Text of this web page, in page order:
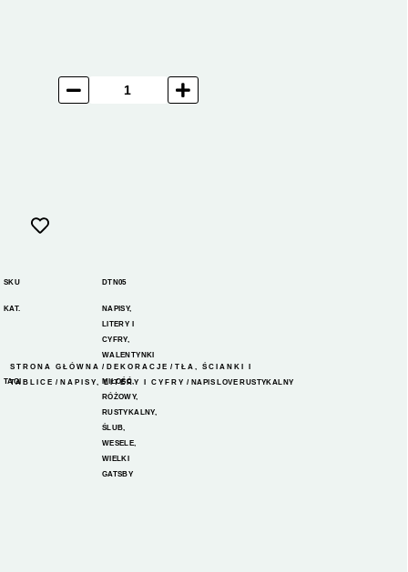
SKU DTN05
KAT.
NAPISY,
LITERY I
CYFRY,
WALENTYNKI
TAGI MIŁOŚĆ,
RÓŻOWY,
RUSTYKALNY,
ŚLUB,
WESELE,
WIELKI
GATSBY
STRONA GŁÓWNA / DEKORACJE /TŁA, ŚCIANKI I
TABLICE / NAPISY, LITERY I CYFRY / NAPIS LOVE RUSTYKALNY